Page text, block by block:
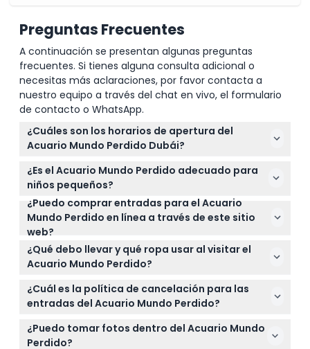
Preguntas Frecuentes
A continuación se presentan algunas preguntas
frecuentes. Si tienes alguna consulta adicional o
necesitas más aclaraciones, por favor contacta a
nuestro equipo a través del chat en vivo, el formulario
de contacto o WhatsApp.
¿Cuáles son los horarios de apertura del
Acuario Mundo Perdido Dubái?
El Acuario Mundo Perdido está abierto todos los días
de 10:00 AM a 9:00 PM, con última entrada a las 8:30
PM (sujeto a cambios — por favor confirme al
momento de la reserva).
¿Es el Acuario Mundo Perdido adecuado para
niños pequeños?
El acuario admite niños a partir de 3 años, y se
recomienda que los niños menores de 7 años o
que midan menos de 1.2 metros estén
acompañados por un adulto por seguridad.
¿Puedo comprar entradas para el Acuario
Mundo Perdido en línea a través de este sitio
web?
¡Sí! Puedes reservar tus entradas en línea aquí
mismo y seleccionar la fecha y hora de entrada
¿Qué debo llevar y qué ropa usar al visitar el
Acuario Mundo Perdido?
Usa ropa y calzado cómodos para caminar, evita
tacones altos o zapatos resbaladizos, y considera
interiores están climatizadas.
¿Cuál es la política de cancelación para las
entradas del Acuario Mundo Perdido?
Las entradas no son reembolsables, no se otorgan
devoluciones por no presentarse; cualquier extra
¿Puedo tomar fotos dentro del Acuario Mundo
Perdido?